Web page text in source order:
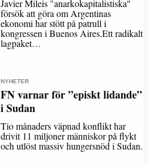
Javier Mileis "anarkokapitalistiska"
försök att göra om Argentinas
ekonomi har stött på patrull i
kongressen i Buenos Aires.Ett radikalt
lagpaket…
NYHETER
FN varnar för ”episkt lidande”
i Sudan
Tio månaders väpnad konflikt har
drivit 11 miljoner människor på flykt
och utlöst massiv hungersnöd i Sudan.